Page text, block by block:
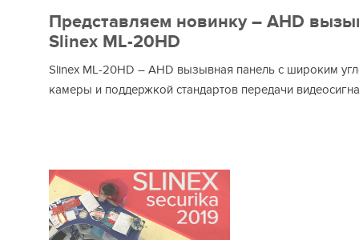
Представляем новинку – AHD
Slinex ML-20HD
Slinex ML-20HD – AHD вызывная панель с широким
камеры и поддержкой стандартов передачи